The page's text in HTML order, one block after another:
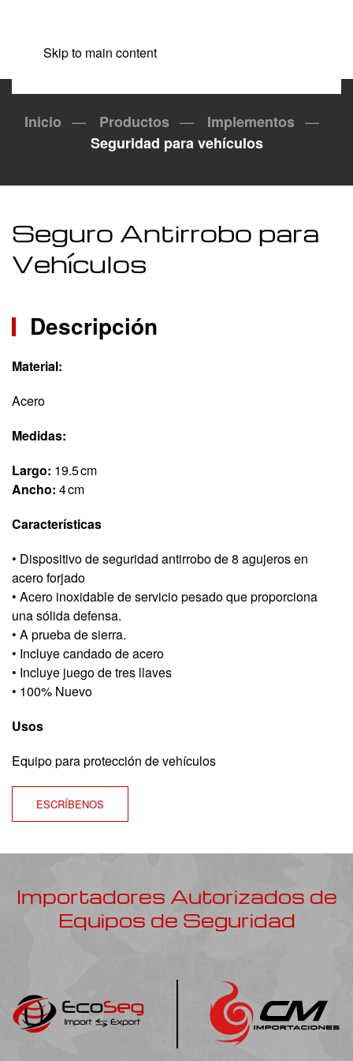
Skip to main content
Inicio Productos
Implementos
Seguridad para vehículos
Seguro Antirrobo para
Vehículos
Descripción
Material:
Acero
Medidas:
Largo: 19.5 cm
Ancho: 4 cm
Características
• Dispositivo de seguridad antirrobo de 8 agujeros en
acero forjado
• Acero inoxidable de servicio pesado que proporciona
una sólida defensa.
• A prueba de sierra.
• Incluye candado de acero
• Incluye juego de tres llaves
• 100% Nuevo
Usos
Equipo para protección de vehículos
ESCRÍBENOS
Importadores Autorizados de
Equipos de Seguridad